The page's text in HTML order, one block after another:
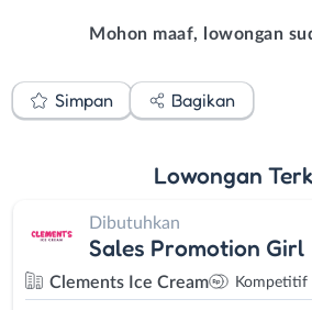
Mohon maaf, lowongan
Simpan Bagikan
Lowongan
Dibutuhkan
Sales Promotion Girl
Clements Ice Cream Kompetitif